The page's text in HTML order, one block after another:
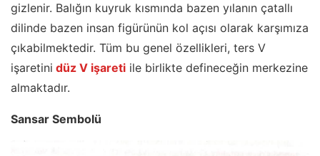
gizlenir. Balığın kuyruk kısmında bazen yılanın çatallı
dilinde bazen insan figürünün kol açısı olarak karşımıza
çıkabilmektedir. Tüm bu genel özellikleri, ters V
işaretini düz V işareti ile birlikte defineceğin merkezine
almaktadır.
Sansar Sembolü